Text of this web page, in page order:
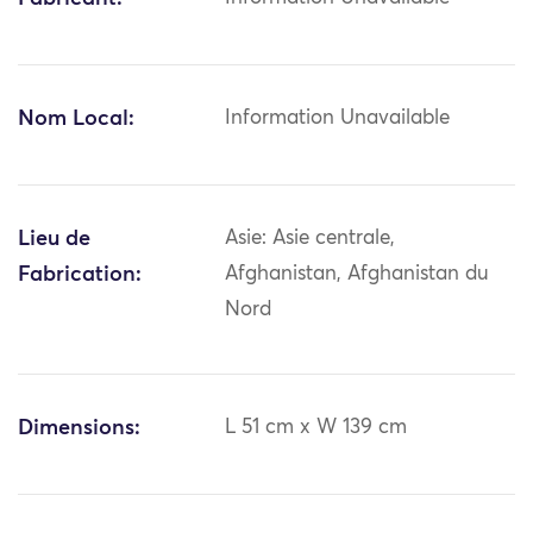
Nom Local: Information Unavailable
Lieu de
Fabrication:
Asie: Asie centrale,
Afghanistan, Afghanistan du
Nord
Dimensions: L 51 cm x W 139 cm